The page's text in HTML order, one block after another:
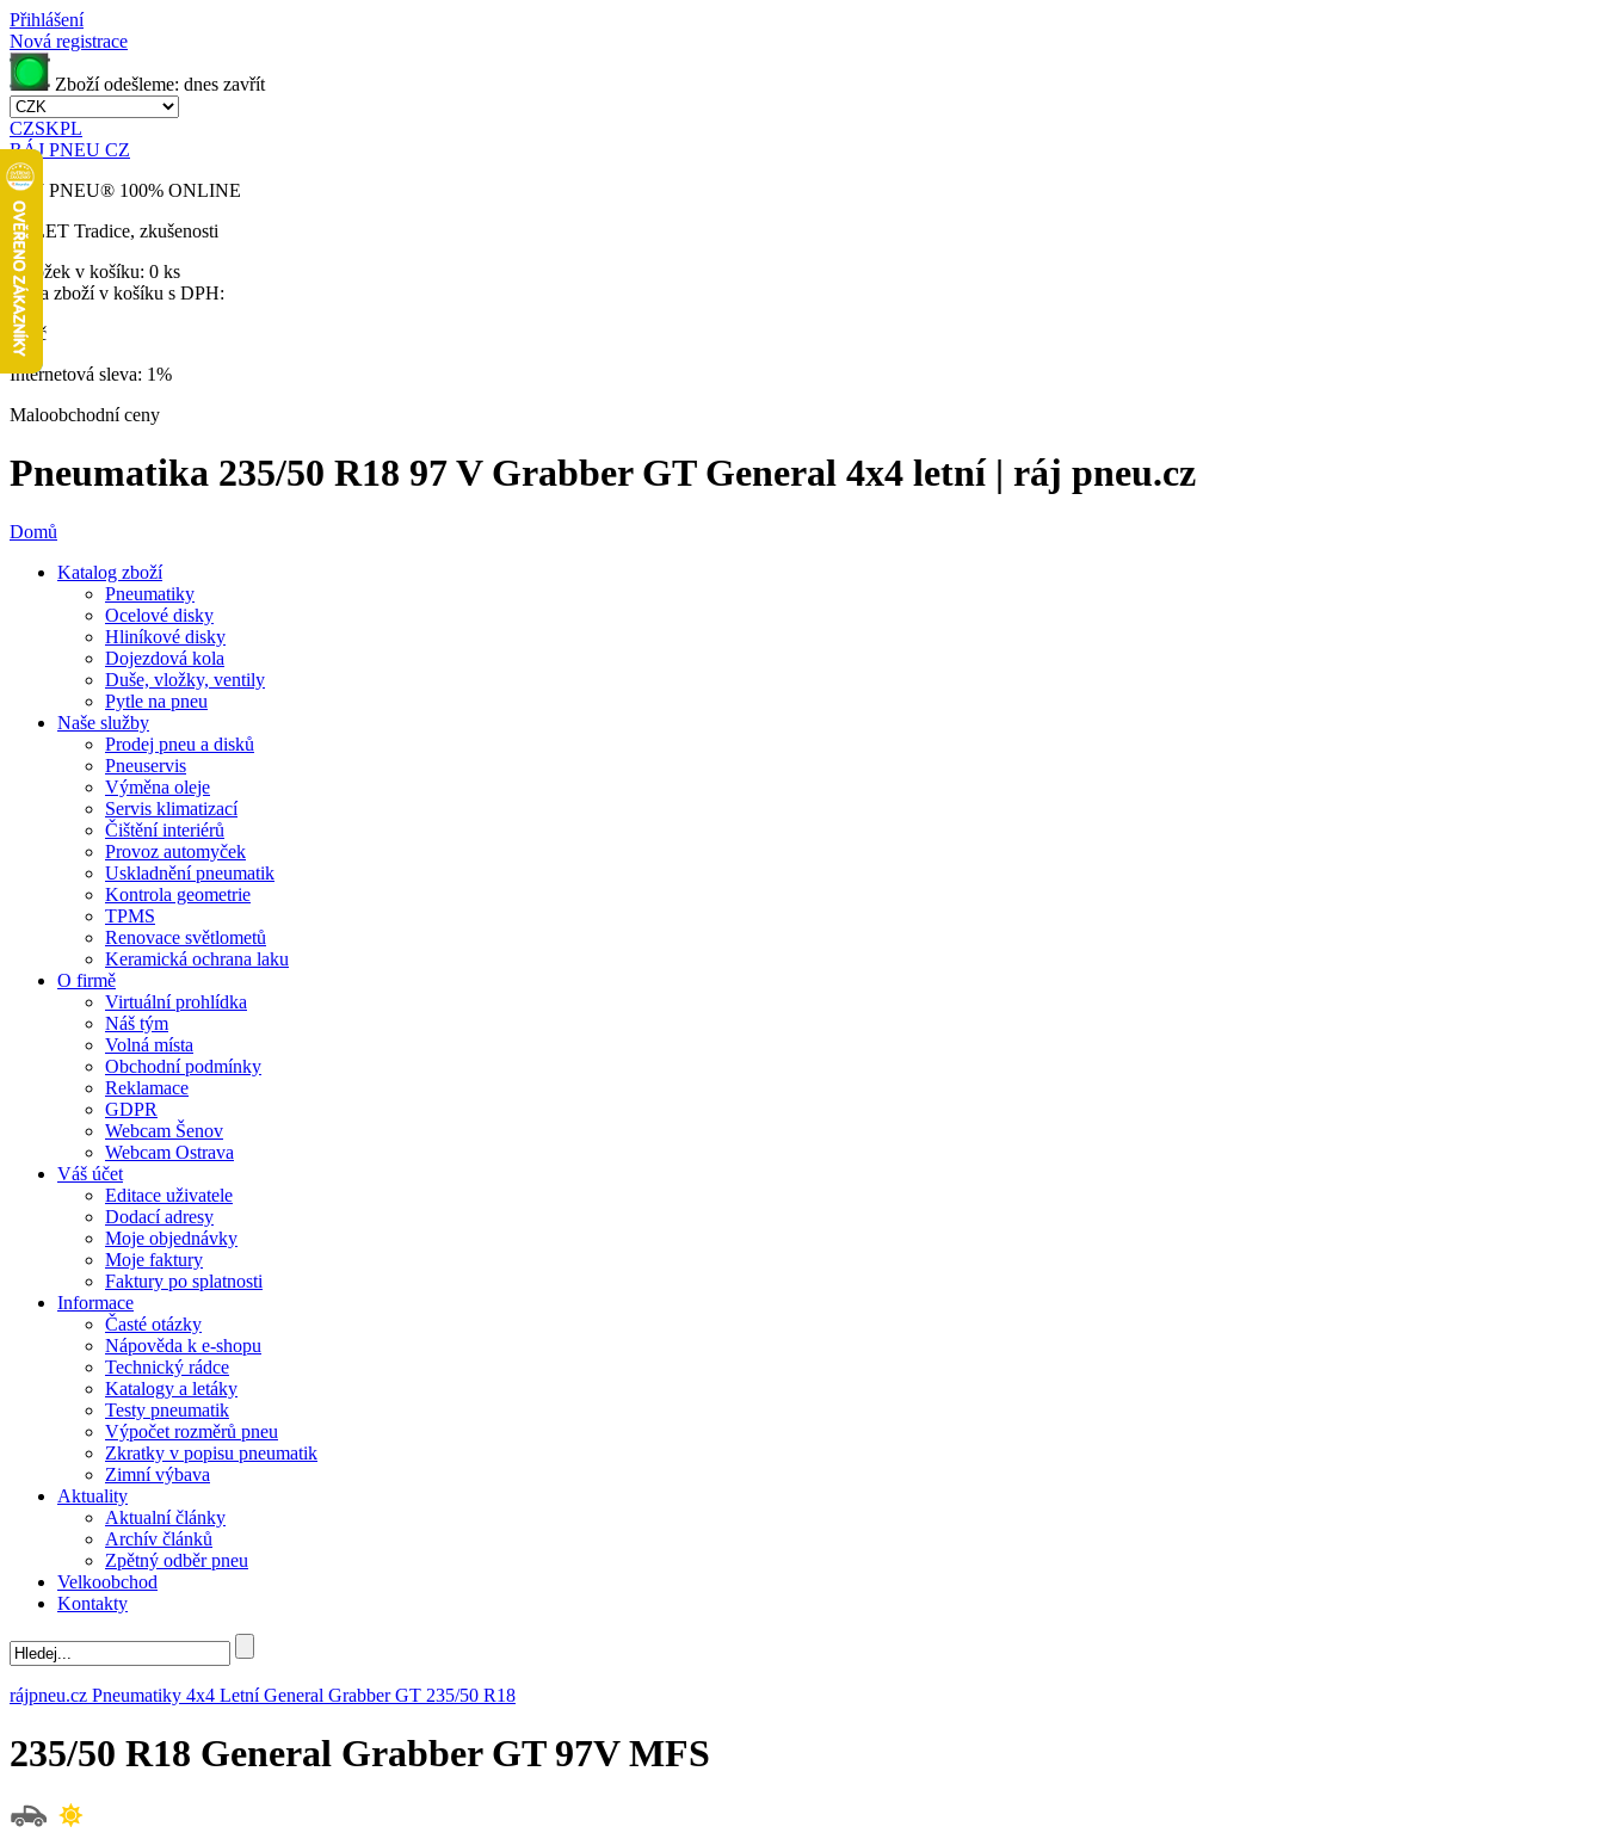
Přihlášení
Nová registrace
Zboží odešleme: dnes zavřít
CZSKPL
RÁJ PNEU CZ
RÁJ PNEU® 100% ONLINE
32 LET Tradice, zkušenosti
Položek v košíku: 0 ks
Cena zboží v košíku s DPH:
0 Kč
Internetová sleva: 1%
Maloobchodní ceny
Pneumatika 235/50 R18 97 V Grabber GT General 4x4 letní | ráj pneu.cz
Domů
Katalog zboží
Pneumatiky
Ocelové disky
Hliníkové disky
Dojezdová kola
Duše, vložky, ventily
Pytle na pneu
Naše služby
Prodej pneu a disků
Pneuservis
Výměna oleje
Servis klimatizací
Čištění interiérů
Provoz automyček
Uskladnění pneumatik
Kontrola geometrie
TPMS
Renovace světlometů
Keramická ochrana laku
O firmě
Virtuální prohlídka
Náš tým
Volná místa
Obchodní podmínky
Reklamace
GDPR
Webcam Šenov
Webcam Ostrava
Váš účet
Editace uživatele
Dodací adresy
Moje objednávky
Moje faktury
Faktury po splatnosti
Informace
Časté otázky
Nápověda k e-shopu
Technický rádce
Katalogy a letáky
Testy pneumatik
Výpočet rozměrů pneu
Zkratky v popisu pneumatik
Zimní výbava
Aktuality
Aktualní články
Archív článků
Zpětný odběr pneu
Velkoobchod
Kontakty
rájpneu.cz Pneumatiky 4x4 Letní General Grabber GT 235/50 R18
235/50 R18 General Grabber GT 97V MFS